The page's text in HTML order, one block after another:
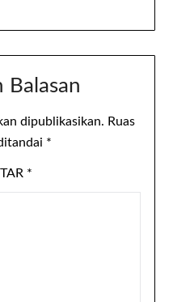
Balasan
dipublikasikan. Ruas
*
*